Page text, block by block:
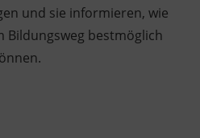
und sie informieren, wie
Bildungsweg bestmöglich